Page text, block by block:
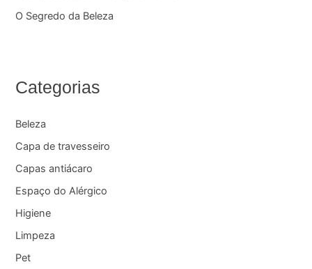
O Segredo da Beleza
Categorias
Beleza
Capa de travesseiro
Capas antiácaro
Espaço do Alérgico
Higiene
Limpeza
Pet